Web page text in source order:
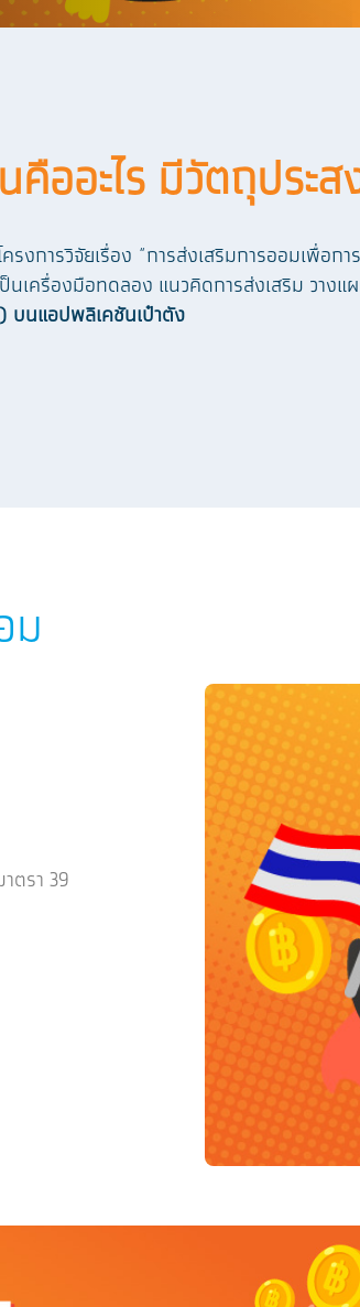
ออะไร มีวัตถุประส
การวิจัยเรื่อง “การส่งเสริมการออมเพื่อ
ครื่องมือทดลอง แนวคิดการส่งเสริม วางแ
บนแอปพลิเคชันเป๋าตัง
ม
ตรา 39